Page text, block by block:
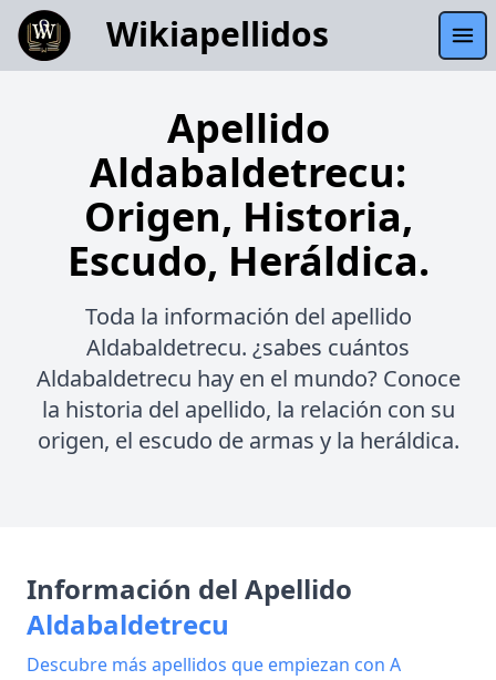
Wikiapellidos
Apellido
Aldabaldetrecu:
Origen, Historia,
Escudo, Heráldica.
Toda la información del apellido
Aldabaldetrecu. ¿sabes cuántos
Aldabaldetrecu hay en el mundo? Conoce
la historia del apellido, la relación con su
origen, el escudo de armas y la heráldica.
Información del Apellido
Aldabaldetrecu
Descubre más apellidos que empiezan con A